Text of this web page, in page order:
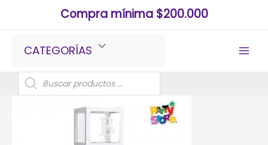
contenido
Compra mínima $200.000
CATEGORÍAS
Búsqueda
de
productos